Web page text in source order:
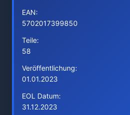
EAN:
5702017399850
Teile:
58
Veröffentlichung:
01.01.2023
EOL Datum:
31.12.2023